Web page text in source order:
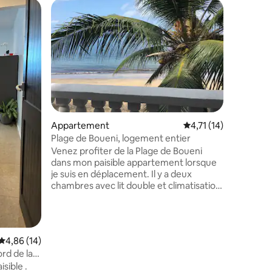
: 4,84 sur 5
moyenne sur la base de 14 commentaires : 4,86 sur 5
4,86 (14)
de la
.
Appartement Évaluation moyenne
4,71 (14)
Plage de Boueni, logement entier
Venez profiter de la Plage de Boueni
dans mon paisible appartement lorsque
je suis en déplacement. Il y a deux
chambres avec lit double et climatisation.